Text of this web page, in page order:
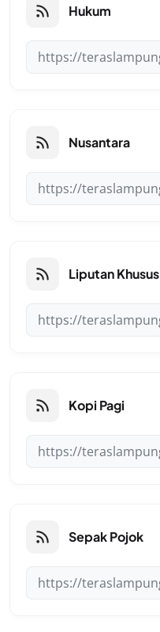
Hukum
Nusantara
Liputan Khusus
Kopi Pagi
Sepak Pojok